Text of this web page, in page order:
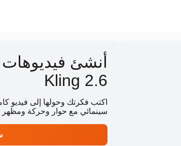
Kling 2.6
اكتب فكرتك وحولها إلى فيديو
سينمائي مع حوار وحركة